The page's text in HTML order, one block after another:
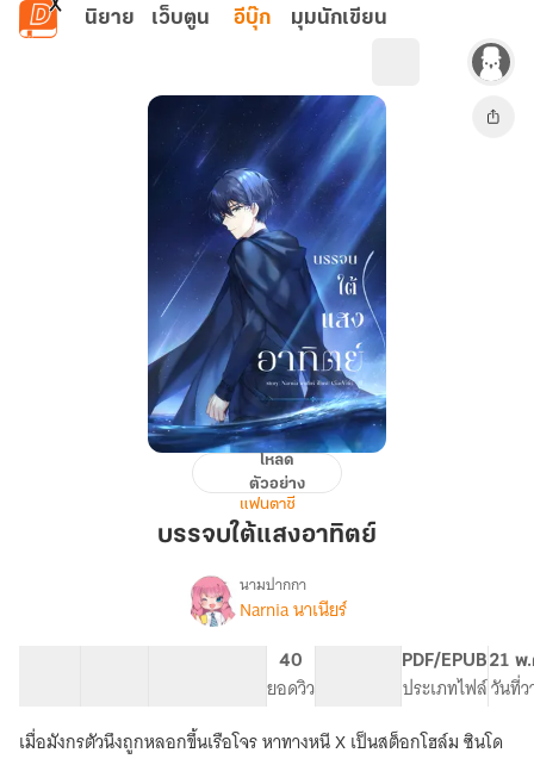
ข้ามไปยังเนื้อหาหลัก
นิยาย เว็บตูน อีบุ๊ก มุมนักเขียน
บรรจบ
แสง
โหลด
ตัวอย่าง
แฟนตาซี
บรรจบใต้แสงอาทิตย์
เรื่อง
ใต้
แสง
อาทิตย์
นามปากกา
Narnia นาเนียร์
40
ยอดวิว
PDF/EPUB
ประเภทไฟล์
21 พ
วันที่ว
เมื่อมังกรตัวนึงถูกหลอกขึ้นเรือโจร หาทางหนี X เป็นสต็อกโฮล์ม ซินโด